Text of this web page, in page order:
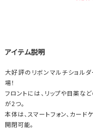
アイテム説明
大好評のリボンマルチショル
場！
フロントには、リップや目薬な
が2つ。
本体は、スマートフォン、カー
開閉可能。